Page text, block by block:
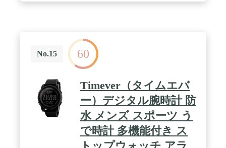
No.15 60
Timever（タイムエバ
ー）デジタル腕時計 防
水 メンズ スポーツ う
で時計 多機能付き ス